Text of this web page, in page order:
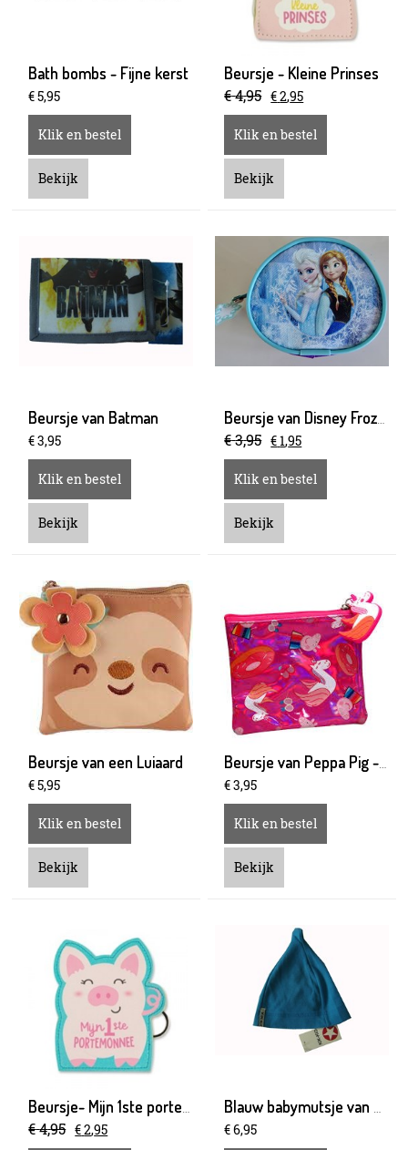
Bath bombs - Fijne kerst
€5,95
Klik en bestel
Bekijk
Beursje - Kleine Prinses
€4,95 €2,95
Klik en bestel
Bekijk
Beursje van Batman
€3,95
Klik en bestel
Bekijk
Beursje van Disney Frozen
€3,95 €1,95
Klik en bestel
Bekijk
Beursje van een Luiaard
€5,95
Klik en bestel
Bekijk
Beursje van Peppa Pig - Pool party
€3,95
Klik en bestel
Bekijk
Beursje- Mijn 1ste portemonnee
€4,95 €2,95
Blauw babymutsje van Kik-Kid,2-4 mnd kelk
€6,95